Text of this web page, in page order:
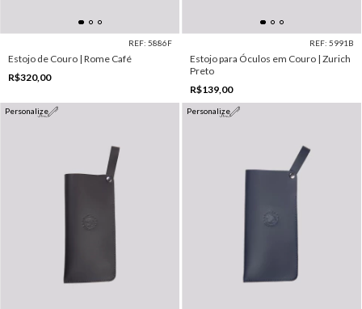
REF: 5886F
Estojo de Couro | Rome Café
R$320,00
REF: 5991B
Estojo para Óculos em Couro | Zurich
Preto
R$139,00
Personalize Personalize